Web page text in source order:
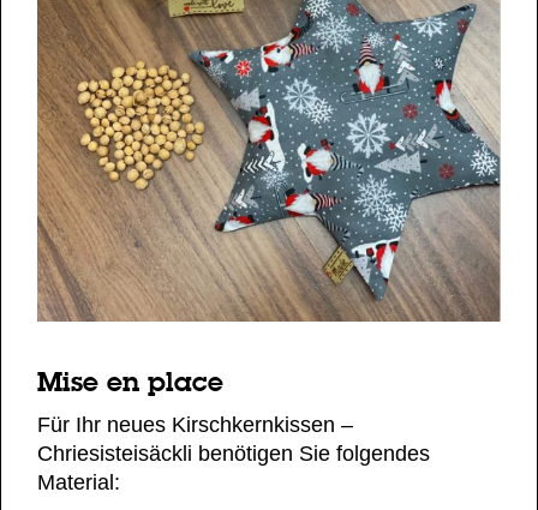
Mise en place
Für Ihr neues Kirschkernkissen –
Chriesisteisäckli benötigen Sie folgendes
Material: